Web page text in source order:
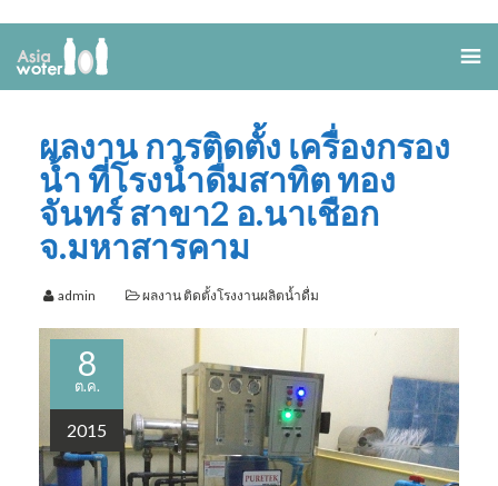
ผลงาน การติดตั้ง เครื่องกรอง
น้ำ ที่โรงน้ำดื่มสาทิต ทอง
จันทร์ สาขา2 อ.นาเชือก
จ.มหาสารคาม
admin ผลงาน ติดตั้งโรงงานผลิตน้ำดื่ม
8
ต.ค.
2015